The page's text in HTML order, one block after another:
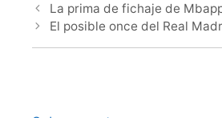
La prima de fichaje de
El posible once del Real